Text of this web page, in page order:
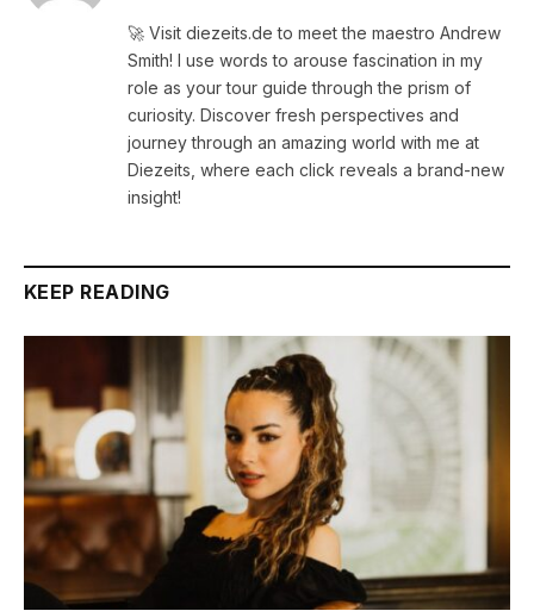
🚀 Visit diezeits.de to meet the maestro Andrew
Smith! I use words to arouse fascination in my
role as your tour guide through the prism of
curiosity. Discover fresh perspectives and
journey through an amazing world with me at
Diezeits, where each click reveals a brand-new
insight!
KEEP READING